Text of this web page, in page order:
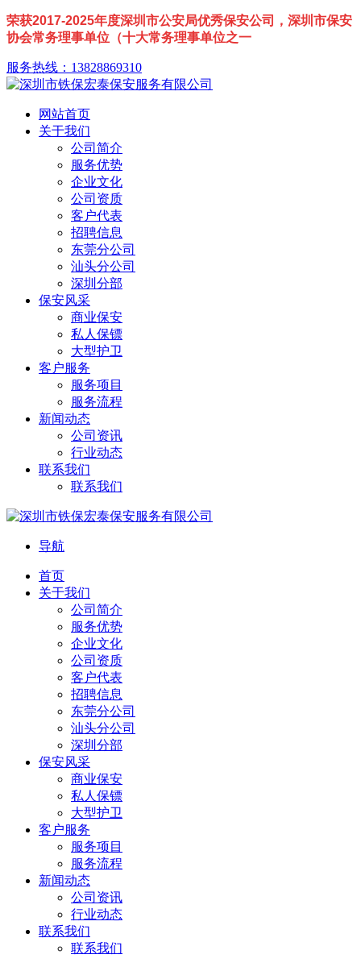
荣获2017-2025年度深圳市公安局优秀保安公司，深圳市保安
协会常务理事单位（十大常务理事单位之一
服务热线：13828869310
网站首页
关于我们
公司简介
服务优势
企业文化
公司资质
客户代表
招聘信息
东莞分公司
汕头分公司
深圳分部
保安风采
商业保安
私人保镖
大型护卫
客户服务
服务项目
服务流程
新闻动态
公司资讯
行业动态
联系我们
联系我们
导航
首页
关于我们
公司简介
服务优势
企业文化
公司资质
客户代表
招聘信息
东莞分公司
汕头分公司
深圳分部
保安风采
商业保安
私人保镖
大型护卫
客户服务
服务项目
服务流程
新闻动态
公司资讯
行业动态
联系我们
联系我们